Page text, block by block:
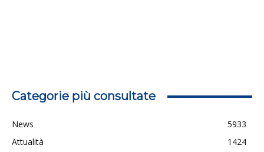
Categorie più consultate
News
5933
Attualità
1424